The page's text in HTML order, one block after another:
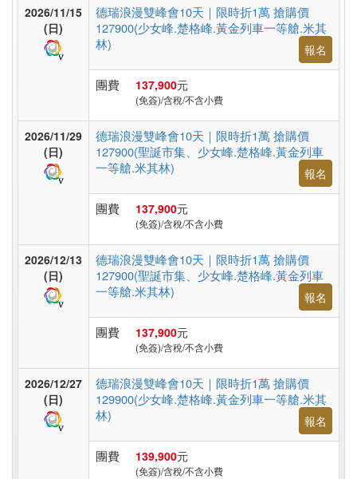
度
澳
亞
非
2026/11/15
(日)
德瑞浪漫雙峰會10天｜限時折1萬 搶購價
127900(少女峰.楚格峰.黃金列車一等艙.米其
林)
報名
團費 137,900元
(免簽)/含稅/不含小費
2026/11/29
(日)
德瑞浪漫雙峰會10天｜限時折1萬 搶購價
127900(聖誕市集、少女峰.楚格峰.黃金列車
一等艙.米其林)
報名
團費 137,900元
(免簽)/含稅/不含小費
2026/12/13
(日)
德瑞浪漫雙峰會10天｜限時折1萬 搶購價
127900(聖誕市集、少女峰.楚格峰.黃金列車
一等艙.米其林)
報名
團費 137,900元
(免簽)/含稅/不含小費
2026/12/27
(日)
德瑞浪漫雙峰會10天｜限時折1萬 搶購價
129900(少女峰.楚格峰.黃金列車一等艙.米其
林)
報名
團費 139,900元
(免簽)/含稅/不含小費